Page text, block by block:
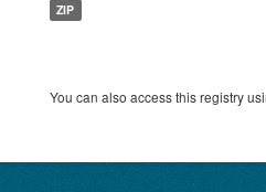
ZIP
You can also access this registry